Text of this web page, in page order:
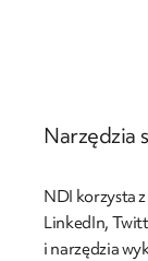
Narzędzia
NDI korzysta
LinkedIn,
i narzędzia